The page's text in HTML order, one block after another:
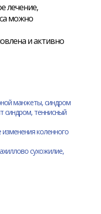
лечение,
можно
и активно
манжеты, синдром
синдром, теннисный
изменения коленного
сухожилие,